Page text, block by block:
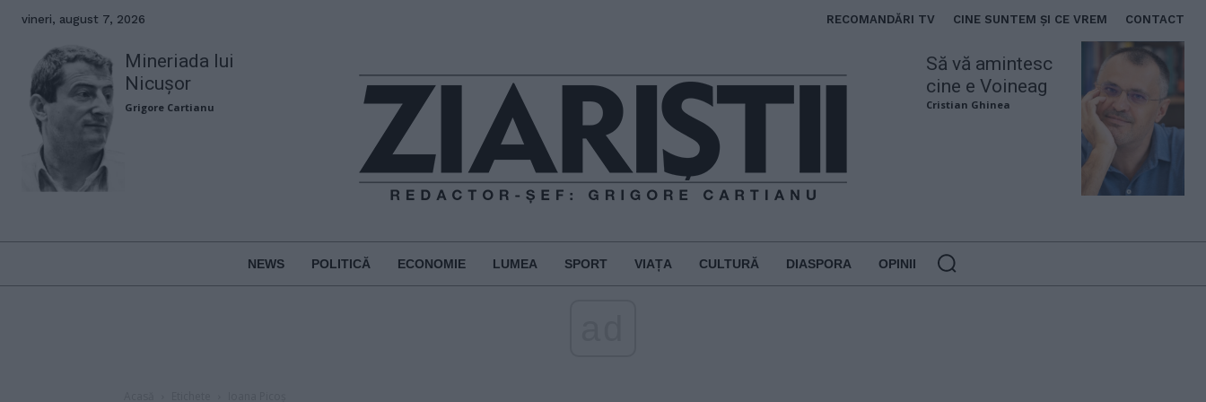
vineri, august 7, 2026 RECOMANDĂRI TV CINE SUNTEM ȘI CE VREM CONTACT
Mineriada lui
Nicușor
Grigore Cartianu
Să vă amintesc
cine e Voineag
Cristian Ghinea
NEWS POLITICĂ ECONOMIE LUMEA SPORT VIAȚA CULTURĂ DIASPORA OPINII